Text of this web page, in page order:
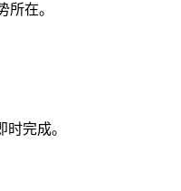
在。
完成。